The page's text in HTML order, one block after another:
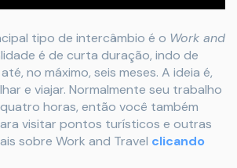
tipo de intercâmbio é o Work and
é de curta duração, indo de
no máximo, seis meses. A ideia é,
e viajar. Normalmente seu trabalho
horas, então você também
visitar pontos turísticos e outras
sobre Work and Travel clicando